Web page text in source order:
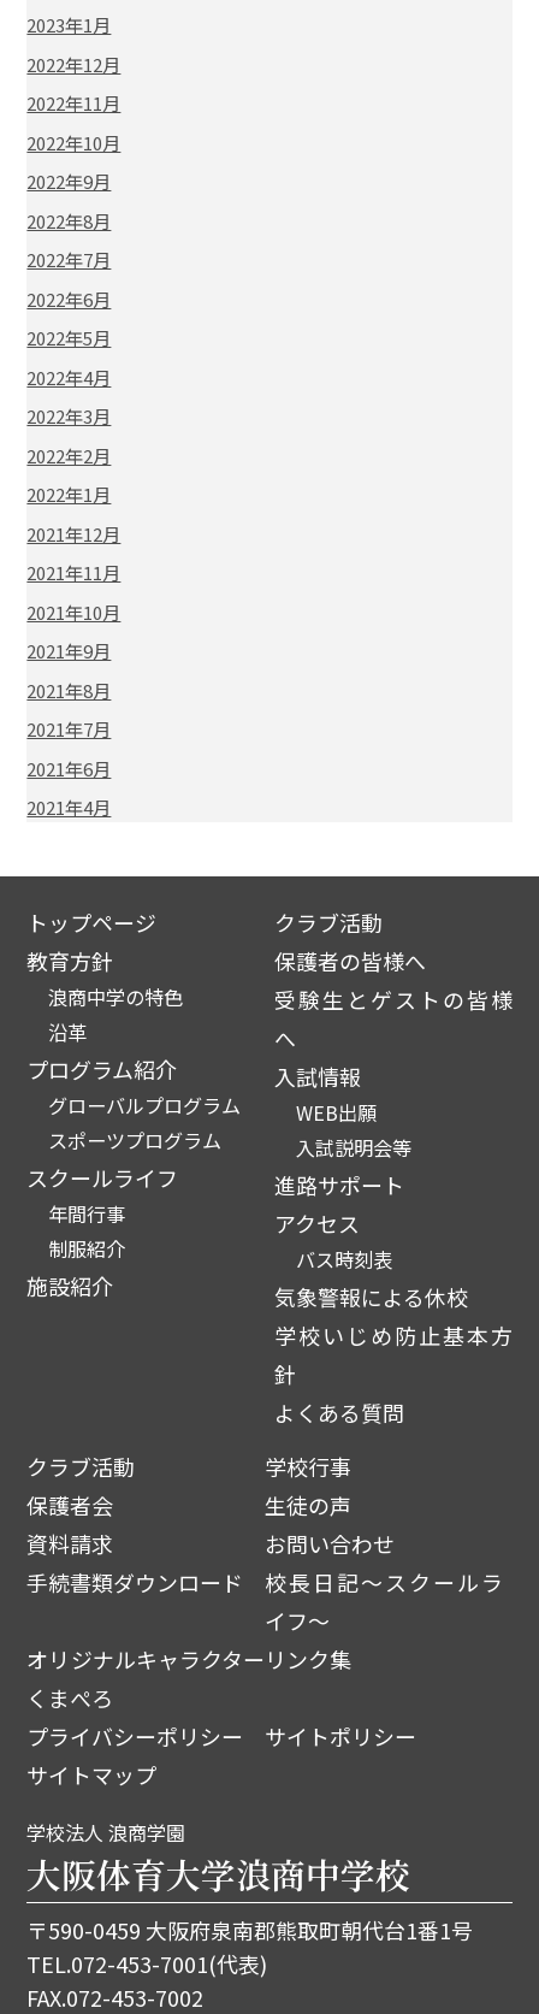
2023年1月
2022年12月
2022年11月
2022年10月
2022年9月
2022年8月
2022年7月
2022年6月
2022年5月
2022年4月
2022年3月
2022年2月
2022年1月
2021年12月
2021年11月
2021年10月
2021年9月
2021年8月
2021年7月
2021年6月
2021年4月
トップページ
教育方針
浪商中学の特色
沿革
プログラム紹介
グローバルプログラム
スポーツプログラム
スクールライフ
年間行事
制服紹介
施設紹介
クラブ活動
保護者の皆様へ
受験生とゲストの皆様
へ
入試情報
WEB出願
入試説明会等
進路サポート
アクセス
バス時刻表
気象警報による休校
学校いじめ防止基本方
針
よくある質問
クラブ活動
学校行事
保護者会
生徒の声
資料請求
お問い合わせ
手続書類ダウンロード
校長日記～スクールラ
イフ～
オリジナルキャラクター
くまぺろ
リンク集
プライバシーポリシー
サイトポリシー
サイトマップ
学校法人 浪商学園
大阪体育大学浪商中学校
〒590-0459 大阪府泉南郡熊取町朝代台1番1号
TEL.072-453-7001(代表)
FAX.072-453-7002